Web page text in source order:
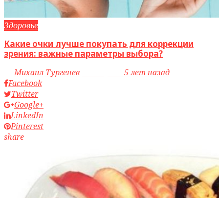
Здоровье
Какие очки лучше покупать для коррекции
зрения: важные параметры выбора?
byМихаил Тургенев
5 лет назад
Facebook
Twitter
Google+
LinkedIn
Pinterest
share